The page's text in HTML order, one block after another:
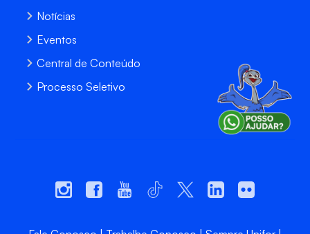
Notícias
Eventos
Central de Conteúdo
Processo Seletivo